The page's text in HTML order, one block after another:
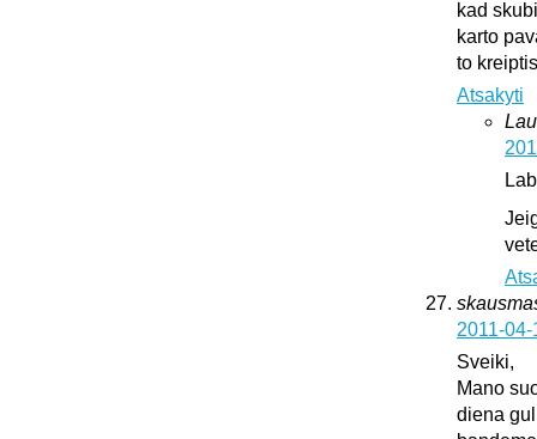
kad
karto
to
Atsakyti
2011-
Sveiki,
Mano
diena